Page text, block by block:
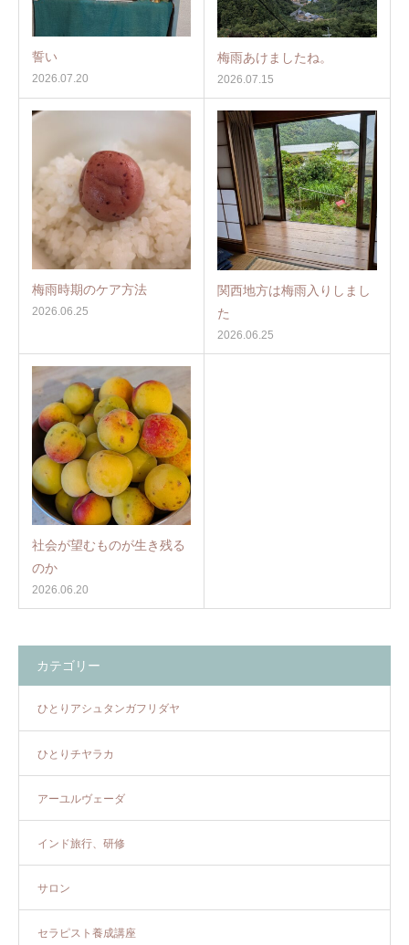
誓い
2026.07.20
梅雨あけましたね。
2026.07.15
梅雨時期のケア方法
2026.06.25
関西地方は梅雨入りしまし
た
2026.06.25
社会が望むものが生き残る
のか
2026.06.20
カテゴリー
ひとりアシュタンガフリダヤ
ひとりチヤラカ
アーユルヴェーダ
インド旅行、研修
サロン
セラピスト養成講座